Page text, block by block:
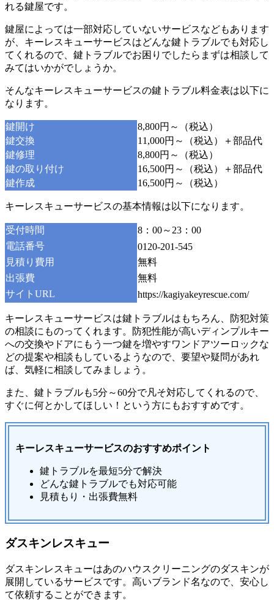
れる鍵屋です。
鍵屋によっては一部対応していないサービスなどもあります
が、キーレスキューサービスはどんな鍵トラブルでも対応し
てくれるので、鍵トラブルでお困りでしたらまずは相談して
みてはいかがでしょうか。
そんなキーレスキューサービスの鍵トラブル料金表は以下に
なります。
鍵開け
8,800円～（税込）
鍵交換
11,000円～（税込）＋部品代
鍵修理
8,800円～（税込）
鍵の取り付け
16,500円～（税込）＋部品代
鍵作成
16,500円～（税込）
キーレスキューサービスの基本情報は以下になります。
受付時間
8：00～23：00
電話番号
0120-201-545
見積り費用
無料
出張費
無料
サイトURL
https://kagiyakeyrescue.com/
キーレスキューサービスは鍵トラブルはもちろん、防犯対策
の相談にものってくれます。防犯性能が高いディンプルキー
への交換やドアにもう一つ鍵を増やすワンドアツーロックな
どの提案や相談もしているようなので、要望や疑問があれ
ば、気軽に相談してみましょう。
また、鍵トラブルも5分～60分で凡そ対応してくれるので、
すぐに何とかしてほしい！という方にもおすすめです。
キーレスキューサービスのおすすめポイント
鍵トラブルを最短5分で解決
どんな鍵トラブルでも対応可能
見積もり・出張費無料
ダスキンレスキュー
ダスキンレスキューはあのハウスクリーニングのダスキンが
展開しているサービスです。高いブランド名なので、安心し
て依頼することができます。